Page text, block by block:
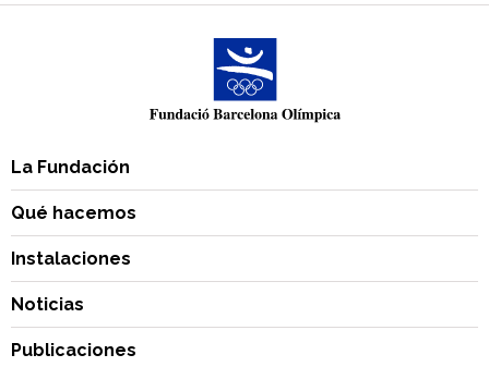
La Fundación
Qué hacemos
Instalaciones
Noticias
Publicaciones